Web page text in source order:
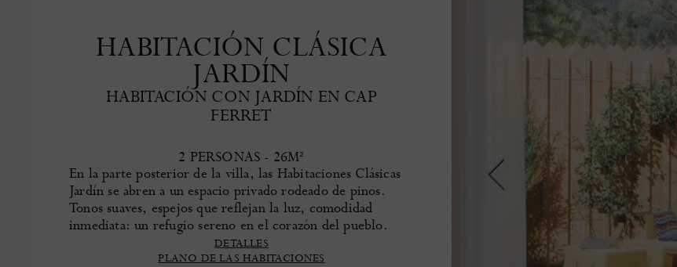
HABITACIÓN CLÁSICA
JARDÍN
HABITACIÓN CON JARDÍN EN CAP
FERRET
2 PERSONAS - 26M²
En la parte posterior de la villa, las Habitaciones Clásicas
Jardín se abren a un espacio privado rodeado de pinos.
Tonos suaves, espejos que reflejan la luz, comodidad
inmediata: un refugio sereno en el corazón del pueblo.
DETALLES
PLANO DE LAS HABITACIONES